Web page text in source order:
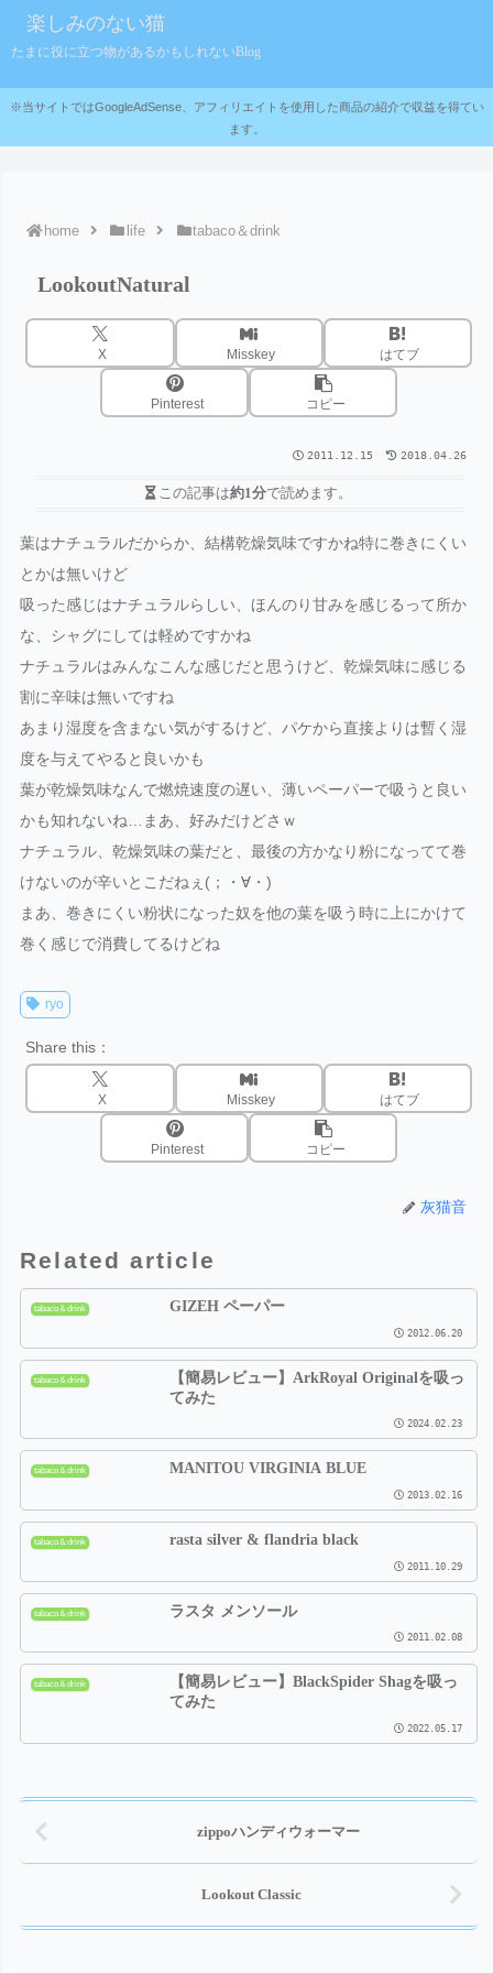
楽しみのない猫
たまに役に立つ物があるかもしれないBlog
※当サイトではGoogleAdSense、アフィリエイトを使用した商品の紹介で収益を得てい
ます。
home life tabaco＆drink
LookoutNatural
X Misskey はてブ
Pinterest コピー
2011.12.15 2018.04.26
この記事は約1分で読めます。
葉はナチュラルだからか、結構乾燥気味ですかね特に巻きにくい
とかは無いけど
吸った感じはナチュラルらしい、ほんのり甘みを感じるって所か
な、シャグにしては軽めですかね
ナチュラルはみんなこんな感じだと思うけど、乾燥気味に感じる
割に辛味は無いですね
あまり湿度を含まない気がするけど、パケから直接よりは暫く湿
度を与えてやると良いかも
葉が乾燥気味なんで燃焼速度の遅い、薄いペーパーで吸うと良い
かも知れないね…まあ、好みだけどさｗ
ナチュラル、乾燥気味の葉だと、最後の方かなり粉になってて巻
けないのが辛いとこだねぇ(；・∀・)
まあ、巻きにくい粉状になった奴を他の葉を吸う時に上にかけて
巻く感じで消費してるけどね
ryo
Share this：
X Misskey はてブ
Pinterest コピー
灰猫音
Related article
tabaco＆drink GIZEH ペーパー
2012.06.20
tabaco＆drink
【簡易レビュー】ArkRoyal Originalを吸っ
てみた
2024.02.23
tabaco＆drink MANITOU VIRGINIA BLUE
2013.02.16
tabaco＆drink rasta silver & flandria black
2011.10.29
tabaco＆drink ラスタ メンソール
2011.02.08
tabaco＆drink
【簡易レビュー】BlackSpider Shagを吸っ
てみた
2022.05.17
zippoハンディウォーマー
Lookout Classic